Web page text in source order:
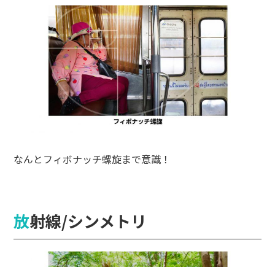
なんとフィボナッチ螺旋まで意識！
放射線/シンメトリ